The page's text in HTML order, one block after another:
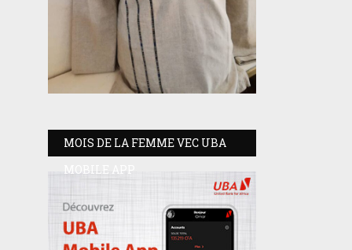
MOIS DE LA FEMME VEC UBA
MOBILE APP